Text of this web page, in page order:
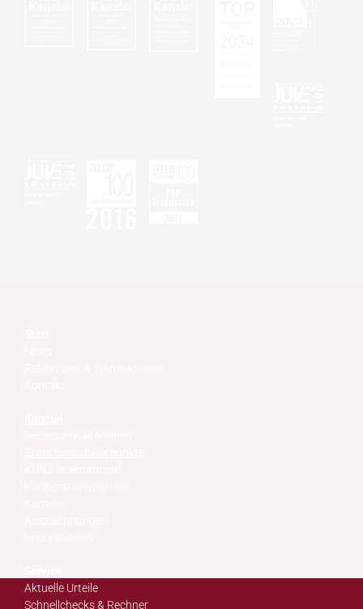
Aktuelle Urteile
Schnellchecks & Rechner